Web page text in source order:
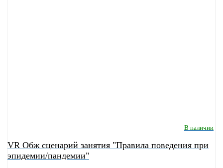
В наличии
VR Обж сценарий занятия "Правила поведения при
эпидемии/пандемии"